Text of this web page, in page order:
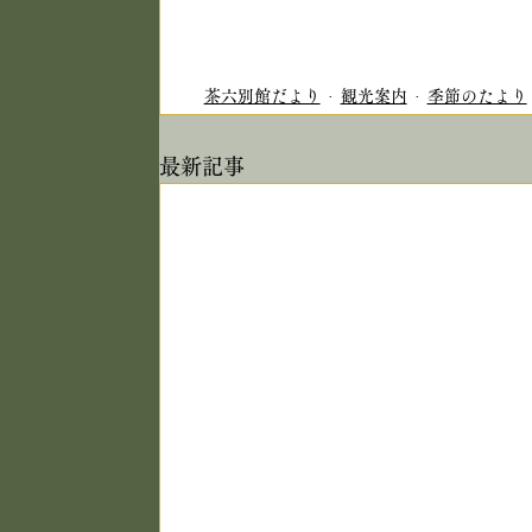
茶六別館だより 観光案内 季節のたより
最新記事